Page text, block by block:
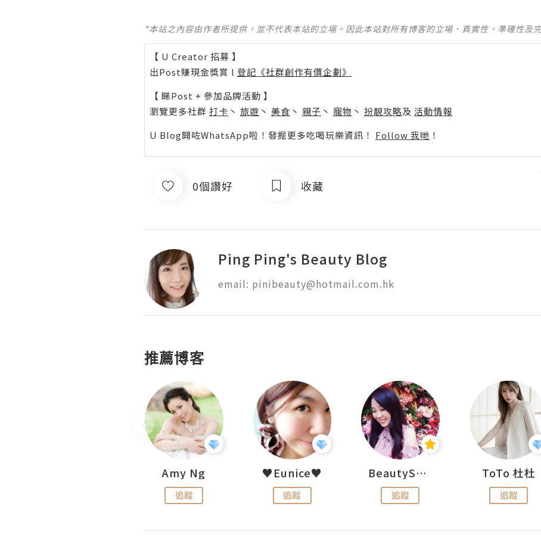
*本站之內容由作者所提供，並不代表本站的立場。因此本站對所有博客的立場、真實性、準確性及
【 U Creator 招募 】
出Post賺現金獎賞 l 登記《社群創作有價企劃》
【 睇Post + 參加品牌活動 】
瀏覽更多社群 打卡 丶 旅遊 丶 美食 丶 親子 丶 寵物 丶 扮靚攻略及 活動情報
U Blog開咗WhatsApp啦！發掘更多吃喝玩樂資訊！ Follow 我哋 ！
0個讚好 收藏
Ping Ping's Beauty Blog
email: pinibeauty@hotmail.com.hk
推薦博客
Amy Ng
追蹤
♥Eunice♥
追蹤
BeautySearch
追蹤
ToTo 杜杜
追蹤